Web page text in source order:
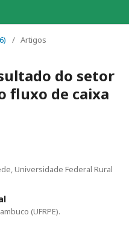
/ Artigos
do setor
fluxo de caixa
Universidade Federal Rural
(UFRPE).